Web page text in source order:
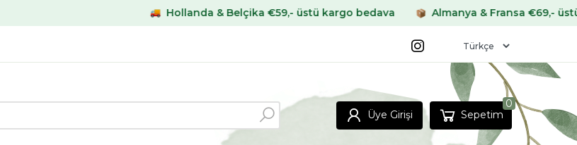
Hollanda & Belçika €59,- üstü kargo bedava Almanya & Fransa €69,- üstü kargo bedava
Üye Girişi Sepetim
0